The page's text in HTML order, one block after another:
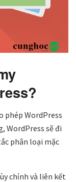
phép WordPress
WordPress sẽ đi
phân loại mặc
chỉnh và liên kết